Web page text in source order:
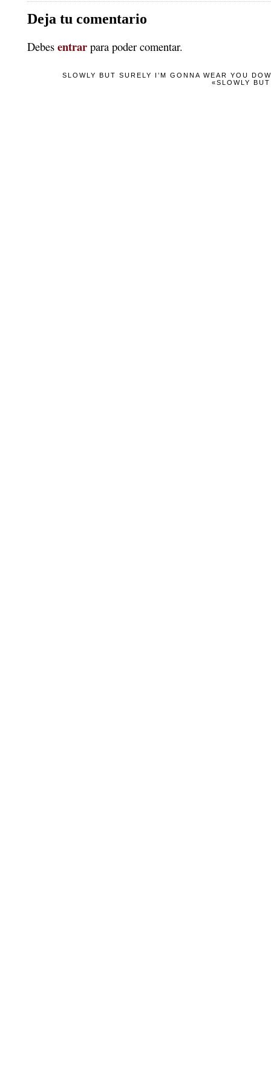
Deja tu comentario
Debes entrar para poder comentar.
SLOWLY BUT SURELY I’M GONNA WEAR YOU
«SLOWLY